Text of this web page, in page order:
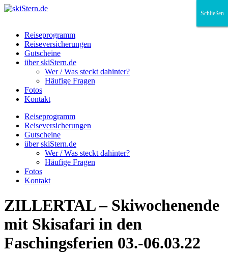
Reiseprogramm
Reiseversicherungen
Gutscheine
über skiStern.de
Wer / Was steckt dahinter?
Häufige Fragen
Fotos
Kontakt
Reiseprogramm
Reiseversicherungen
Gutscheine
über skiStern.de
Wer / Was steckt dahinter?
Häufige Fragen
Fotos
Kontakt
ZILLERTAL – Skiwochenende
mit Skisafari in den
Faschingsferien 03.-06.03.22
Schließen
Schließen
Schließen